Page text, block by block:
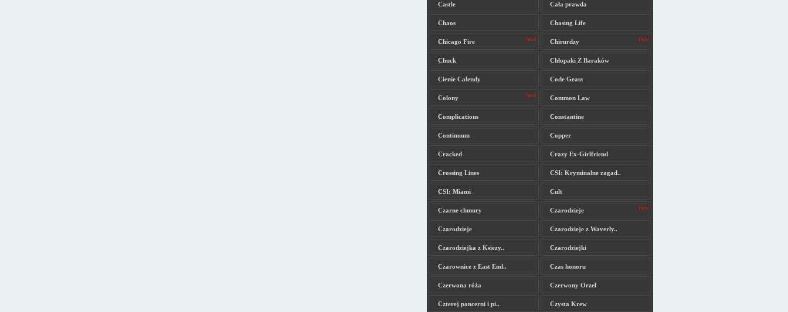
Castle Cała prawda
Chaos Chasing Life
Chicago Fire Chirurdzy
Chuck Chłopaki Z Baraków
Cienie Calendy Code Geass
Colony Common Law
Complications Constantine
Continuum Copper
Cracked Crazy Ex-Girlfriend
Crossing Lines CSI: Kryminalne zagad..
CSI: Miami Cult
Czarne chmury Czarodzieje
Czarodzieje Czarodzieje z Waverly..
Czarodziejka z Ksiezy.. Czarodziejki
Czarownice z East End.. Czas honoru
Czerwona róża Czerwony Orzeł
Czterej pancerni i pi.. Czysta Krew